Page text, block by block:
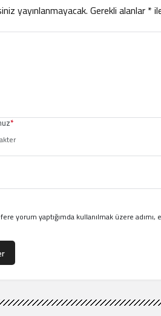
yayınlanmayacak.Gerekli alanlar*
*
yorum yaptığımda kullanılmak üzere